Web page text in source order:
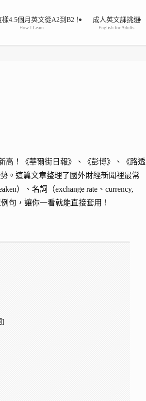
樣4.5個月英文從A2到B2！
How I Learn
成人英文課挑選
English for Adults
高！《華爾街日報》、《彭博》、《路透
。這篇文章整理了國外財經新聞裡最常
）、名詞（exchange rate、currency,
句，讓你一看就能直接套用！
]